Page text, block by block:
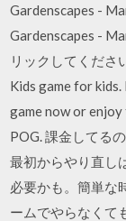
Gardenscapes -
Gardenscapes -
リックしてくださ
Kids game for
game now or
POG. 課金してる
最初からやり直し
必要かも。簡単な
ームでやらなくて